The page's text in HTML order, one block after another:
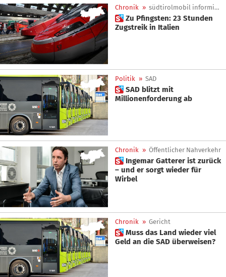
Chronik » südtirolmobil informiert
 Zu Pfingsten: 23 Stunden
Zugstreik in Italien
Politik » SAD
 SAD blitzt mit
Millionenforderung ab
Chronik » Öffentlicher Nahverkehr
 Ingemar Gatterer ist zurück
– und er sorgt wieder für
Wirbel
Chronik » Gericht
 Muss das Land wieder viel
Geld an die SAD überweisen?